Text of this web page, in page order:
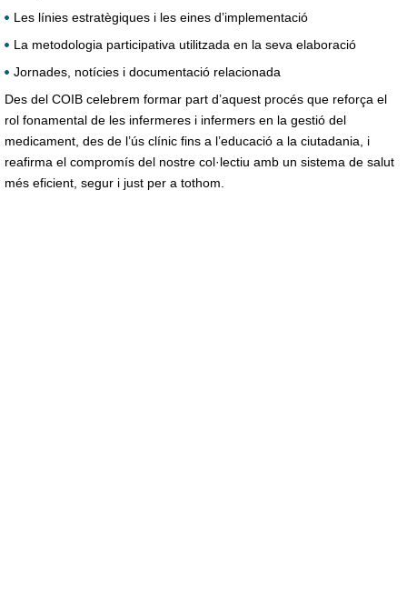
Les línies estratègiques i les eines d’implementació
La metodologia participativa utilitzada en la seva elaboració
Jornades, notícies i documentació relacionada
Des del COIB celebrem formar part d’aquest procés que reforça el
rol fonamental de les infermeres i infermers en la gestió del
medicament, des de l’ús clínic fins a l’educació a la ciutadania, i
reafirma el compromís del nostre col·lectiu amb un sistema de salut
més eficient, segur i just per a tothom.